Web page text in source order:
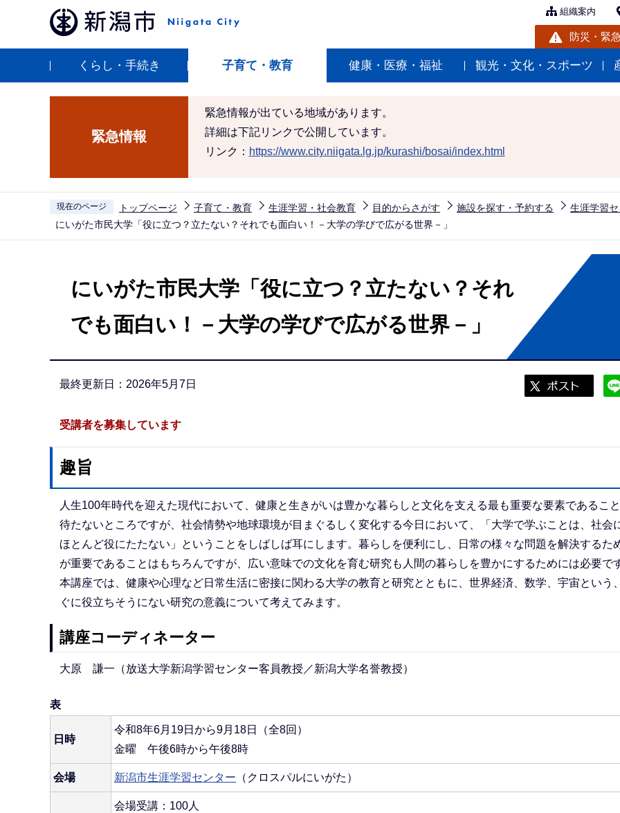
ペ
組織案内
防災・緊
くらし・手続き 子育て・教育 健康・医療・福祉 観光・文化・スポーツ
緊急情報
緊急情報が出ている地域があります。
詳細は下記リンクで公開しています。
リンク： https://www.city.niigata.lg.jp/kurashi/bosai/index.html
現在のページ トップページ 子育て・教育 生涯学習・社会教育 目的からさがす 施設を探す・予約する 生涯学習
にいがた市民大学「役に立つ？立たない？それでも面白い！－大学の学びで広がる世界－」
にいがた市民大学「役に立つ？立たない？それ
でも面白い！－大学の学びで広がる世界－」
最終更新日：2026年5月7日
受講者を募集しています
趣旨
人生100年時代を迎えた現代において、健康と生きがいは豊かな暮らしと文化を支える最も重要な要素であるこ
待たないところですが、社会情勢や地球環境が目まぐるしく変化する今日において、「大学で学ぶことは、社会
ほとんど役にたたない」ということをしばしば耳にします。暮らしを便利にし、日常の様々な問題を解決するた
が重要であることはもちろんですが、広い意味での文化を育む研究も人間の暮らしを豊かにするためには必要で
本講座では、健康や心理など日常生活に密接に関わる大学の教育と研究とともに、世界経済、数学、宇宙という
ぐに役立ちそうにない研究の意義について考えてみます。
講座コーディネーター
大原 謙一（放送大学新潟学習センター客員教授／新潟大学名誉教授）
表
日時
令和8年6月19日から9月18日（全8回）
金曜 午後6時から午後8時
会場 新潟市生涯学習センター （クロスパルにいがた）
会場受講：100人